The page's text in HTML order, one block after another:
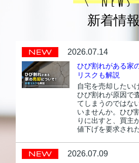
新着情報
2026.07.14
ひび割れがある家
リスクも解説
自宅を売却したい
ひび割れが原因で
てしまうのではな
いませんか。ひび
りに出すと、買主
値下げを要求され
2026.07.09